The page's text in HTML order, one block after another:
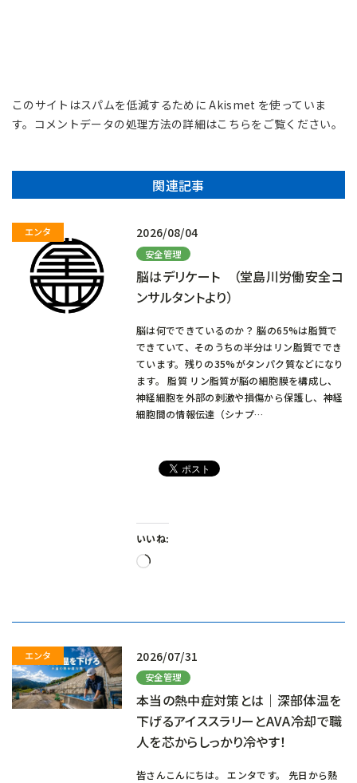
このサイトはスパムを低減するために Akismet を使っていま
す。 コメントデータの処理方法の詳細はこちらをご覧ください。
関連記事
2026/08/04
安全管理
脳はデリケート （堂島川労働安全コ
ンサルタントより）
脳は何でできているのか？ 脳の65%は脂質で
できていて、そのうちの半分はリン脂質ででき
ています。残りの35%がタンパク質などになり
ます。 脂質 リン脂質が脳の細胞膜を構成し、
神経細胞を外部の刺激や損傷から保護し、神経
細胞間の情報伝達（シナプ…
いいね:
読
2026/07/31
安全管理
本当の熱中症対策とは｜深部体温を
下げるアイススラリーとAVA冷却で職
人を芯からしっかり冷やす！
皆さんこんにちは。 エンタです。 先日から熱